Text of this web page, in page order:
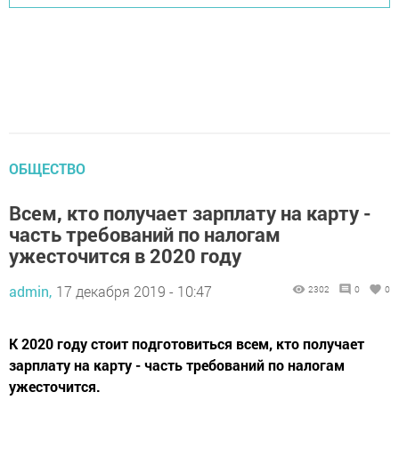
ОБЩЕСТВО
Всем, кто получает зарплату на карту -
часть требований по налогам
ужесточится в 2020 году
admin, 17 декабря 2019 - 10:47 2302 0 0
К 2020 году стоит подготовиться всем, кто получает
зарплату на карту - часть требований по налогам
ужесточится.